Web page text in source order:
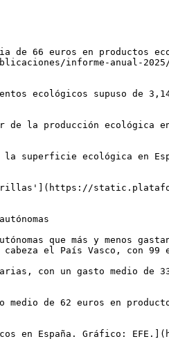
de 66 euros en
informe-anual-
ecológicos supuso de
de la producción ecológica
superficie ecológica en
que más y menos
el País Vasco, con 99
con un gasto medio de
medio de 62 euros en
en España. Gráfico: